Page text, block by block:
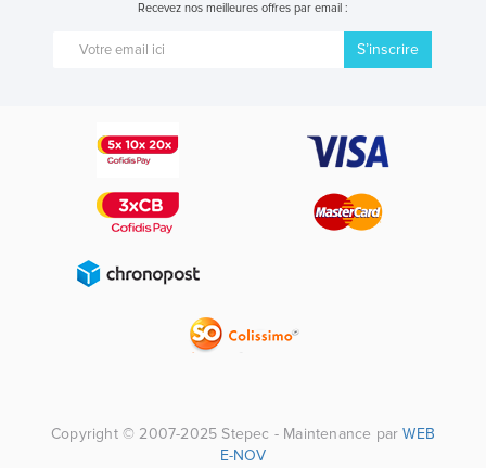
Recevez nos meilleures offres par email :
S’inscrire
Copyright © 2007-2025 Stepec - Maintenance parWEB
E-NOV